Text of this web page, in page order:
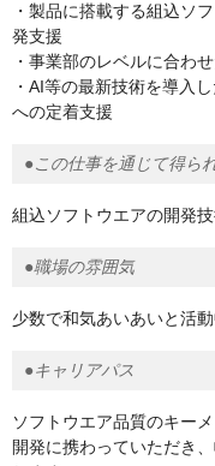
・製品に搭載する組込ソ
発支援
・事業部のレベルに合わ
・AI等の最新技術を導入
への定着支援
●この仕事を通じて得ら
組込ソフトウエアの開発
●職場の雰囲気
少数で和気あいあいと活
●キャリアパス
ソフトウエア品質のキー
開発に携わっていただき